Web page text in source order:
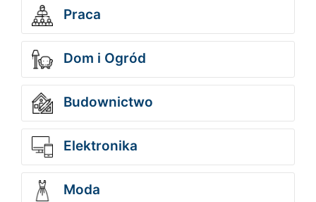
Praca
Dom i Ogród
Budownictwo
Elektronika
Moda